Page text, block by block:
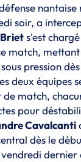
soir, a
s'est
match, mettant
sous pression
deux équipes
de match,
pour
Cavalcanti
dès le
dernier